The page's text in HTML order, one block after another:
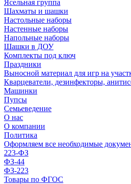
Ясельная группа
Шахматы и шашки
Настольные наборы
Настенные наборы
Напольные наборы
Шашки в ДОУ
Комплекты под ключ
Праздники
Выносной материал для игр на
Кварцеватели, дезинфекторы,
Машинки
Пупсы
Семьеведение
О нас
О компании
Политика
Оформляем все необходимые
223-ФЗ
ФЗ-44
ФЗ-223
Товары по ФГОС